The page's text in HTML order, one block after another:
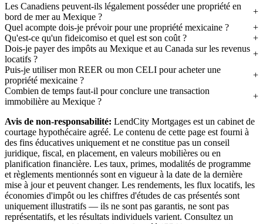
Les Canadiens peuvent-ils légalement posséder une propriété en
bord de mer au Mexique ?
Quel acompte dois-je prévoir pour une propriété mexicaine ?
Qu'est-ce qu'un fideicomiso et quel est son coût ?
Dois-je payer des impôts au Mexique et au Canada sur les revenus
locatifs ?
Puis-je utiliser mon REER ou mon CELI pour acheter une
propriété mexicaine ?
Combien de temps faut-il pour conclure une transaction
immobilière au Mexique ?
Avis de non-responsabilité: LendCity Mortgages est un cabinet de
courtage hypothécaire agréé. Le contenu de cette page est fourni à
des fins éducatives uniquement et ne constitue pas un conseil
juridique, fiscal, en placement, en valeurs mobilières ou en
planification financière. Les taux, primes, modalités de programme
et règlements mentionnés sont en vigueur à la date de la dernière
mise à jour et peuvent changer. Les rendements, les flux locatifs, les
économies d'impôt ou les chiffres d'études de cas présentés sont
uniquement illustratifs — ils ne sont pas garantis, ne sont pas
représentatifs, et les résultats individuels varient. Consultez un